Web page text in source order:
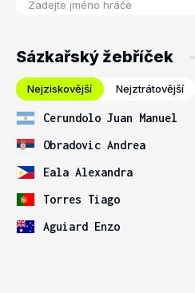
Sázkařský žebříček
Nejziskovější Nejztrátovější
Cerundolo Juan Manuel
Obradovic Andrea
Eala Alexandra
Torres Tiago
Aguiard Enzo